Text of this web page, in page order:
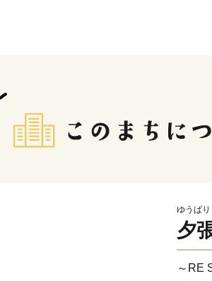
ゆうばり
夕
～RE